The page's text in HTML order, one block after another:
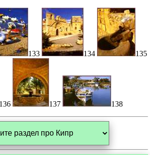
133 134 135
137 138